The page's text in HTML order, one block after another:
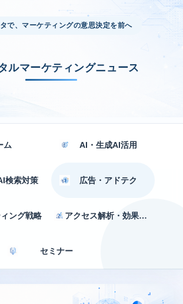
で、マーケティングの意思決定を前へ
ルマーケティングニュース
ム AI・生成AI活用
検索対策 広告・アドテク
ング戦略 アクセス解析・効果測定
セミナー